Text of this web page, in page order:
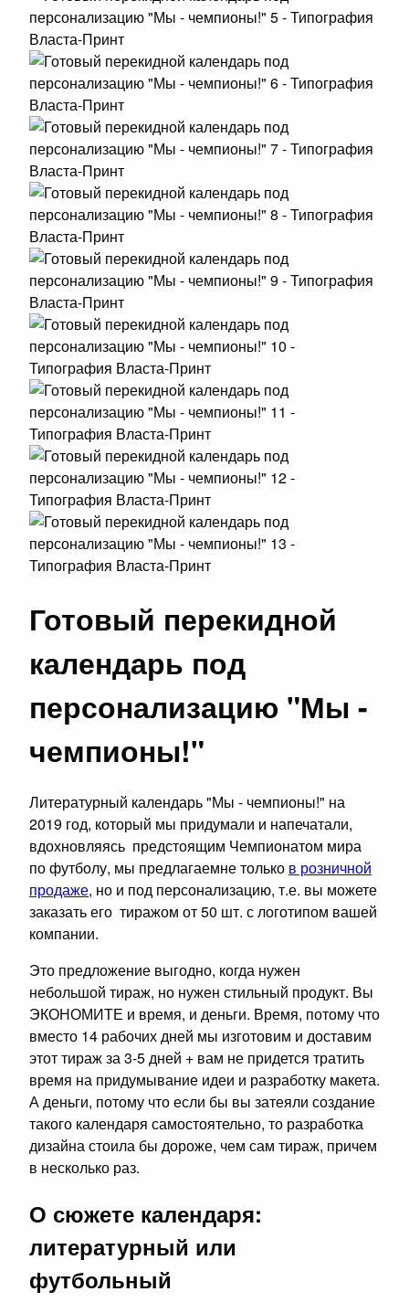
Готовый перекидной
календарь под
персонализацию "Мы -
чемпионы!"
Литературный календарь "Мы - чемпионы!" на
2019 год, который мы придумали и напечатали,
вдохновляясь предстоящим Чемпионатом мира
по футболу, мы предлагаемне только в розничной
продаже, но и под персонализацию, т.е. вы можете
заказать его тиражом от 50 шт. с логотипом вашей
компании.
Это предложение выгодно, когда нужен
небольшой тираж, но нужен стильный продукт. Вы
ЭКОНОМИТЕ и время, и деньги. Время, потому что
вместо 14 рабочих дней мы изготовим и доставим
этот тираж за 3-5 дней + вам не придется тратить
время на придумывание идеи и разработку макета.
А деньги, потому что если бы вы затеяли создание
такого календаря самостоятельно, то разработка
дизайна стоила бы дороже, чем сам тираж, причем
в несколько раз.
О сюжете календаря:
литературный или
футбольный